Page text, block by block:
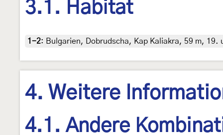
3.1. Habitat
1-2: Bulgarien, Dobrudscha, Kap Kaliakra, 59 m,
4. Weitere
4.1. Andere